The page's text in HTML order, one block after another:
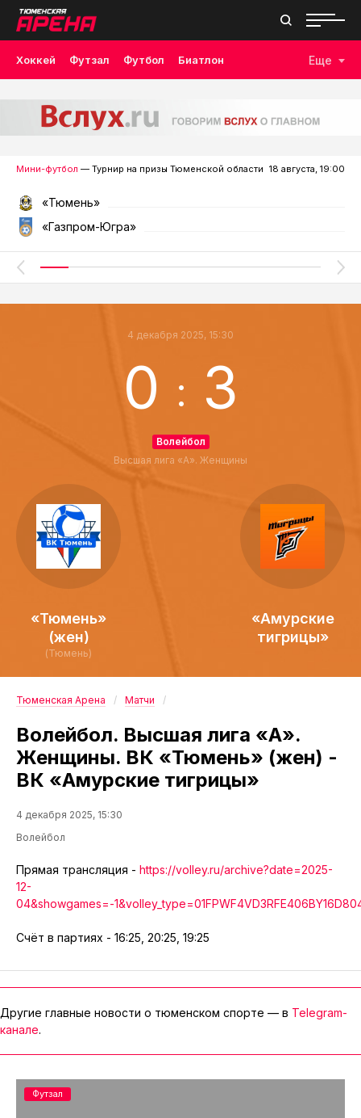
Хоккей Футзал Футбол Биатлон Еще
Мини-футбол — Турнир на призы Тюменской области 18 августа, 19:00
«Тюмень»
«Газпром-Югра»
«Тюмень»
(жен)
(Тюмень)
4 декабря 2025, 15:30
0 : 3
Волейбол
Высшая лига «А». Женщины
«Амурские
тигрицы»
Тюменская Арена Матчи
Волейбол. Высшая лига «А».
Женщины. ВК «Тюмень» (жен) -
ВК «Амурские тигрицы»
4 декабря 2025, 15:30
Волейбол
Прямая трансляция - https://volley.ru/archive?date=2025-
12-
04&showgames=-
Счёт в партиях - 16:25, 20:25, 19:25
Другие главные новости о тюменском спорте — в Telegram-
канале.
Футзал